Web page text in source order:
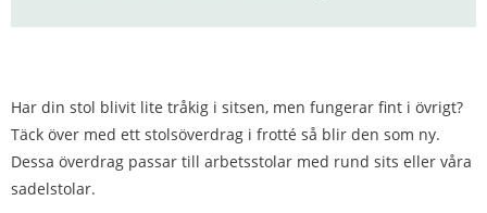
Har din stol blivit lite tråkig i sitsen, men fungerar fint i övrigt?
Täck över med ett stolsöverdrag i frotté så blir den som ny.
Dessa överdrag passar till arbetsstolar med rund sits eller våra
sadelstolar.